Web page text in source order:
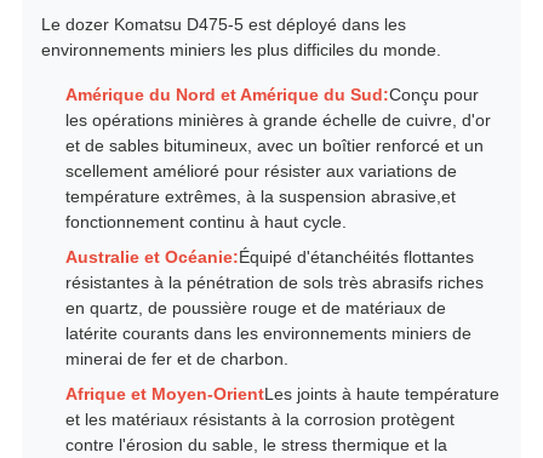
Le dozer Komatsu D475-5 est déployé dans les
environnements miniers les plus difficiles du monde.
Amérique du Nord et Amérique du Sud:Conçu pour
les opérations minières à grande échelle de cuivre, d'or
et de sables bitumineux, avec un boîtier renforcé et un
scellement amélioré pour résister aux variations de
température extrêmes, à la suspension abrasive,et
fonctionnement continu à haut cycle.
Australie et Océanie:Équipé d'étanchéités flottantes
résistantes à la pénétration de sols très abrasifs riches
en quartz, de poussière rouge et de matériaux de
latérite courants dans les environnements miniers de
minerai de fer et de charbon.
Afrique et Moyen-OrientLes joints à haute température
et les matériaux résistants à la corrosion protègent
contre l'érosion du sable, le stress thermique et la